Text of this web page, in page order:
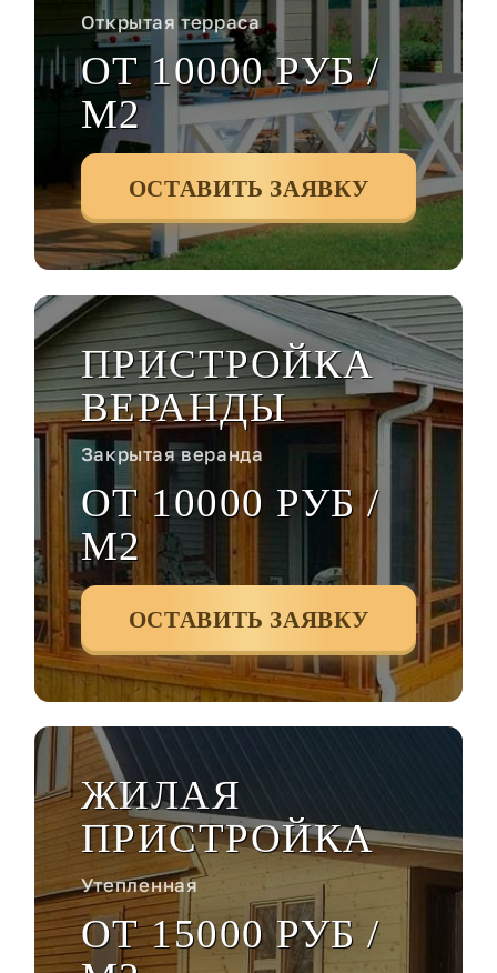
Открытая терраса
ОТ 10000 РУБ /
М2
ОСТАВИТЬ ЗАЯВКУ
ПРИСТРОЙКА
ВЕРАНДЫ
Закрытая веранда
ОТ 10000 РУБ /
М2
ОСТАВИТЬ ЗАЯВКУ
ЖИЛАЯ
ПРИСТРОЙКА
Утепленная
ОТ 15000 РУБ /